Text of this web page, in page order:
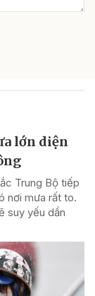
lớn diện
Trung Bộ tiếp
nơi mưa rất to.
suy yếu dần